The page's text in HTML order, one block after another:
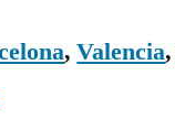
,Valencia,